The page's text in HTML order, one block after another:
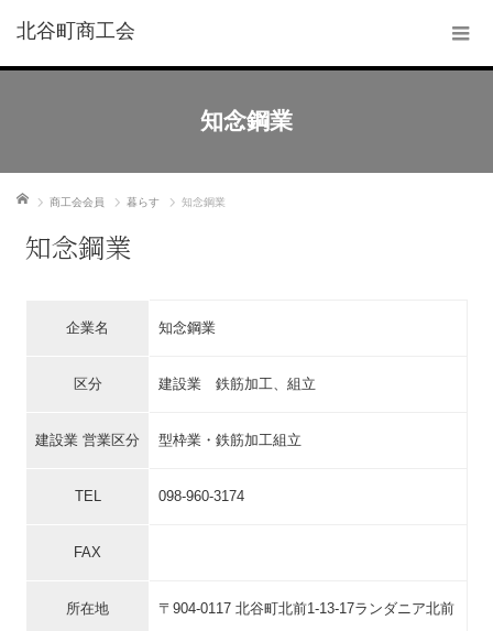
北谷町商工会
知念鋼業
ホーム 商工会会員 暮らす 知念鋼業
知念鋼業
企業名 知念鋼業
区分 建設業 鉄筋加工、組立
建設業 営業区分 型枠業・鉄筋加工組立
TEL 098-960-3174
FAX
所在地 〒904-0117 北谷町北前1-13-17ランダニア北前